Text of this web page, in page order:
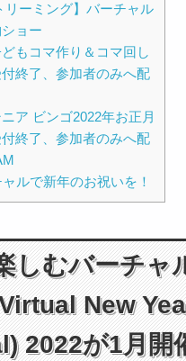
リーミング】バーチャル
ョー
どもコマ作り＆コマ回し
終了、参加者のみへ配
ニア ビンゴ2022年お正月
終了、参加者のみへ配
ルで新年のお祝いを！
しむバーチャ
New
2022が1月開